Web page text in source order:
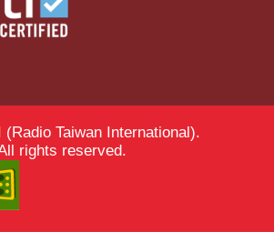
Taiwan International).
rights reserved.